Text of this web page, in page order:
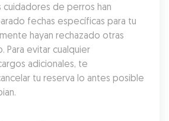
de perros han
fechas específicas para tu
hayan rechazado otras
Para evitar cualquier
adicionales, te
tu reserva lo antes posible